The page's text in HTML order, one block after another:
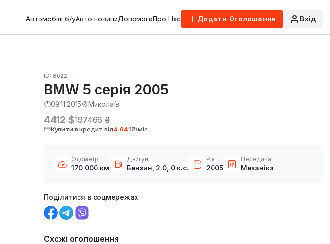
Автомобілі б/уАвто новиниДопомогаПро Нас Додати Оголошення Вхід
ID: 8622
BMW 5 серія 2005
09.11.2015 Миколаїв
4412 $197466 ₴
Купити в кредит від4 641₴/міс
Одометр
170 000 км
Двигун
Бензин, 2.0, 0 к.с.
Рік
2005
Передача
Механіка
Поділитися в соцмережах
Схожі оголошення